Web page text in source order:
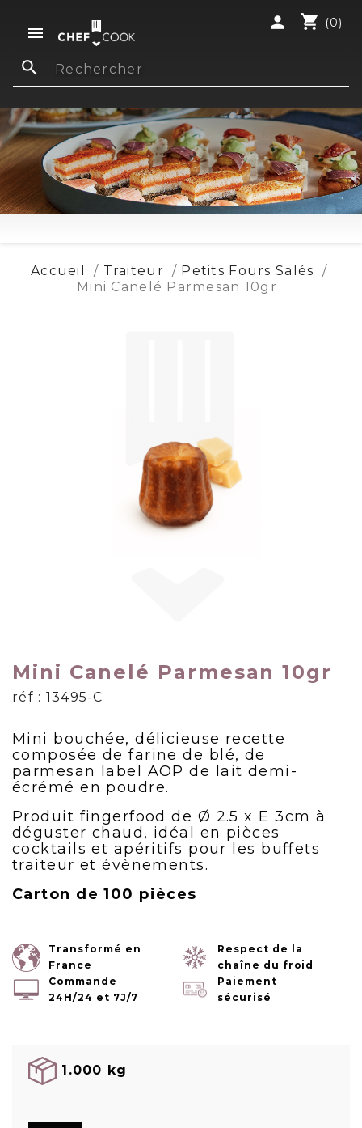

shopping_cart (0)
person
search
Accueil Traiteur
Petits Fours Salés
Mini Canelé Parmesan 10gr
Mini Canelé Parmesan 10gr
réf : 13495-C
Mini bouchée, délicieuse recette
composée de farine de blé, de
parmesan label AOP de lait demi-
écrémé en poudre.
Produit fingerfood de Ø 2.5 x E 3cm à
déguster chaud, idéal en pièces
cocktails et apéritifs pour les buffets
traiteur et évènements.
Carton de 100 pièces
Transformé en
France
Respect de la
chaîne du froid
Commande
24H/24 et 7J/7
Paiement
sécurisé
1.000 kg